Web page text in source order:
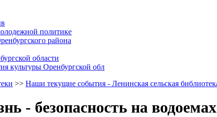
политике
района
области
культуры Оренбургской обл
>> Наши текущие события - Ленинская сельская
- безопасность на водоемах